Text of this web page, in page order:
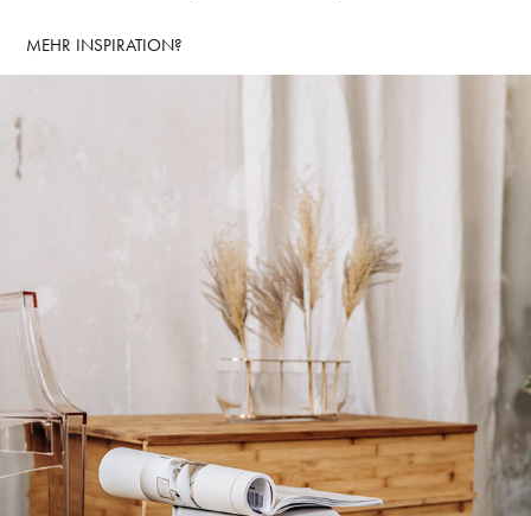
MEHR INSPIRATION?
SMOW DESIGNERMÖBEL
2020